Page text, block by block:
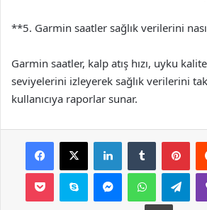
**5. Garmin saatler sağlık verilerini
Garmin saatler, kalp atış hızı, uyku
seviyelerini izleyerek sağlık verilerini
kullanıcıya raporlar sunar.
Facebook
X LinkedInTumblr
Pocket Skype MessengerWhatsApp
Yazdır